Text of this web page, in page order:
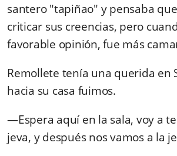
santero "tapiñao" y pensaba
criticar sus creencias, pero
favorable opinión, fue más
Remollete tenía una querida en
hacia su casa fuimos.
—Espera aquí en la sala, voy a
jeva, y después nos vamos a la